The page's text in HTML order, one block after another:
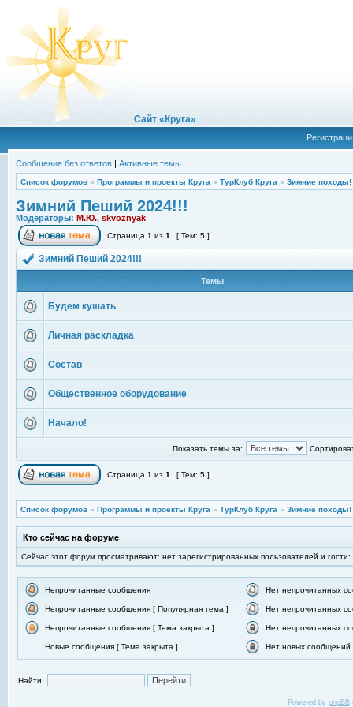
Сайт «Круга»
Сообщения без ответов | Активные темы
Список форумов » Программы и проекты Круга » ТурКлуб Круга » Зимние походы!
Зимний Пеший 2024!!!
Модераторы: М.Ю., skvoznyak
Страница 1 из 1 [ Тем: 5 ]
Зимний Пеший 2024!!!
Темы
Будем кушать
Личная раскладка
Состав
Общественное оборудование
Начало!
Показать темы за:
Страница 1 из 1 [ Тем: 5 ]
Список форумов » Программы и проекты Круга » ТурКлуб Круга » Зимние походы!
Кто сейчас на форуме
Сейчас этот форум просматривают: нет зарегистрированных пользователей и гости:
Непрочитанные сообщения Нет непрочитанных
Непрочитанные сообщения [ Популярная тема ] Нет непрочитанных
Непрочитанные сообщения [ Тема закрыта ] Нет непрочитанных
Новые сообщения [ Тема закрыта ] Нет новых сообщений
Найти:
Powered by phpBB